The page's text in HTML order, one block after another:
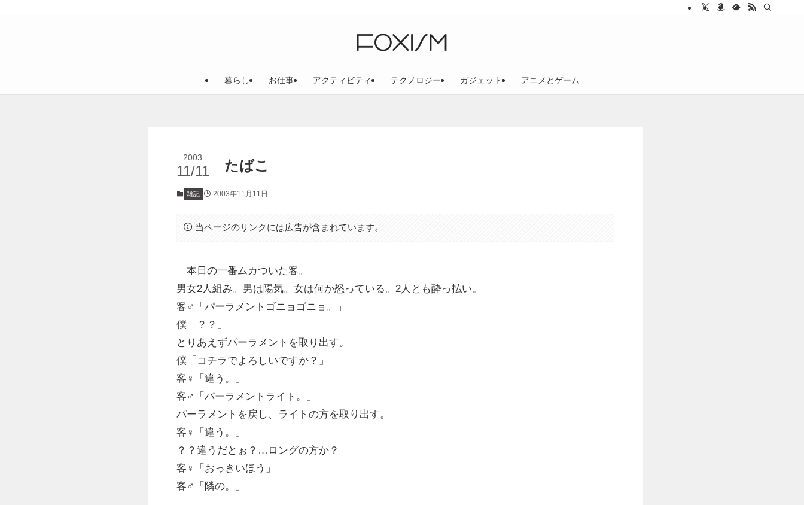
暮らし お仕事 アクティビティ テクノロジー ガジェット アニメとゲーム
たばこ
2003
11/11
雑記 2003年11月11日
当ページのリンクには広告が含まれています。
本日の一番ムカついた客。
男女2人組み。男は陽気。女は何か怒っている。2人とも酔っ払い。
客♂「パーラメントゴニョゴニョ。」
僕「？？」
とりあえずパーラメントを取り出す。
僕「コチラでよろしいですか？」
客♀「違う。」
客♂「パーラメントライト。」
パーラメントを戻し、ライトの方を取り出す。
客♀「違う。」
？？違うだとぉ？…ロングの方か？
客♀「おっきいほう」
客♂「隣の。」